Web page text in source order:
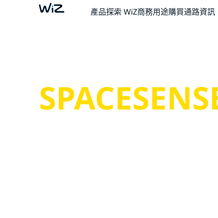
產品探索 WiZ商務用途購買通路資訊